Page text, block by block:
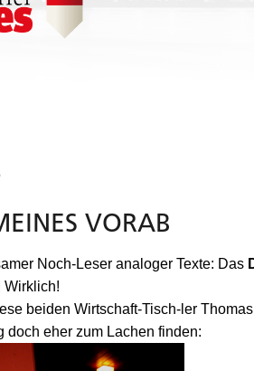
VORAB
Noch-Leser analoger Texte: Das
Wirklich!
beiden Wirtschaft-Tisch-ler
doch eher zum Lachen finden: